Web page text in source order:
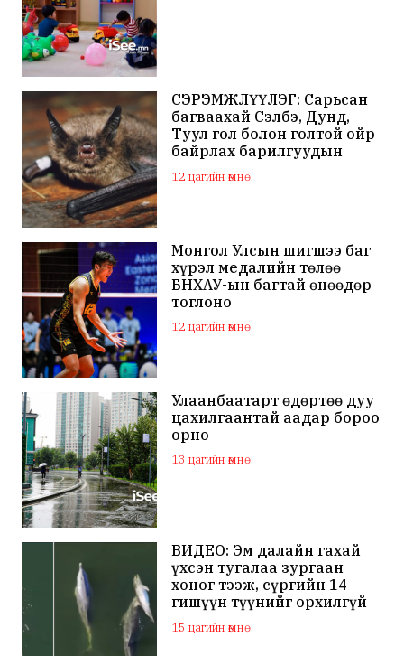
СЭРЭМЖЛҮҮЛЭГ: Сарьсан
багваахай Сэлбэ, Дунд,
Туул гол болон голтой ойр
байрлах барилгуудын
дээвэр зэрэг газарт ихээр
үүрлэж байна
12 цагийн өмнө
Монгол Улсын шигшээ баг
хүрэл медалийн төлөө
БНХАУ-ын багтай өнөөдөр
тоглоно
12 цагийн өмнө
Улаанбаатарт өдөртөө дуу
цахилгаантай аадар бороо
орно
13 цагийн өмнө
ВИДЕО: Эм далайн гахай
үхсэн тугалаа зургаан
хоног тээж, сүргийн 14
гишүүн түүнийг орхилгүй
сэлжээ
15 цагийн өмнө